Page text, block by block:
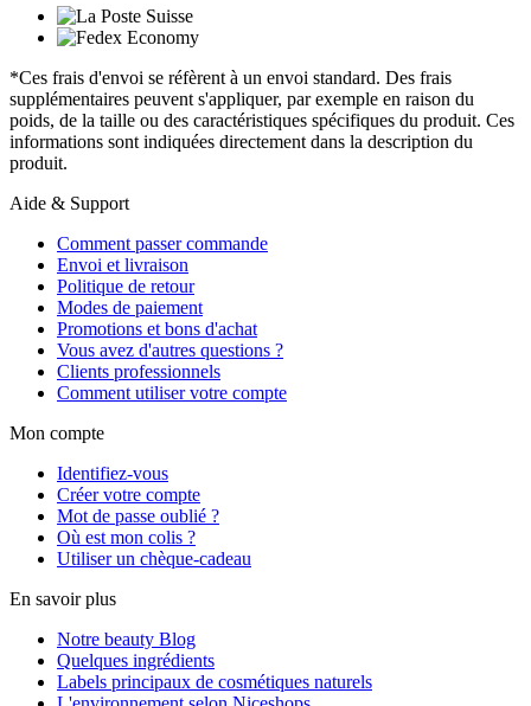
*Ces frais d'envoi se réfèrent à un envoi standard. Des frais
supplémentaires peuvent s'appliquer, par exemple en raison du
poids, de la taille ou des caractéristiques spécifiques du produit. Ces
informations sont indiquées directement dans la description du
produit.
Aide & Support
Comment passer commande
Envoi et livraison
Politique de retour
Modes de paiement
Promotions et bons d'achat
Vous avez d'autres questions ?
Clients professionnels
Comment utiliser votre compte
Mon compte
Identifiez-vous
Créer votre compte
Mot de passe oublié ?
Où est mon colis ?
Utiliser un chèque-cadeau
En savoir plus
Notre beauty Blog
Quelques ingrédients
Labels principaux de cosmétiques naturels